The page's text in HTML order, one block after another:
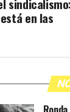
en las